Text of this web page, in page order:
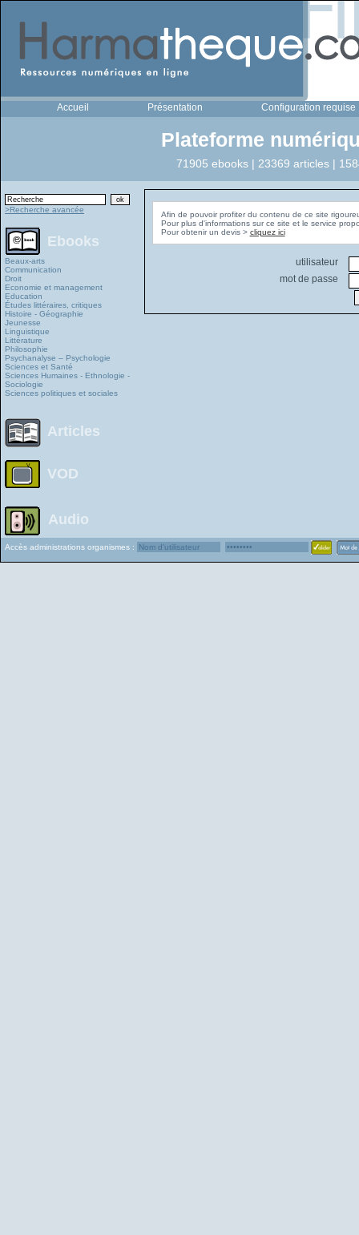
Accueil Présentation Configuration requise
Plateforme
71905 ebooks | 23369 articles |
>Recherche avancée
Ebooks
Beaux-arts
Communication
Droit
Economie et management
Education
Études littéraires, critiques
Histoire - Géographie
Jeunesse
Linguistique
Littérature
Philosophie
Psychanalyse – Psychologie
Sciences et Santé
Sciences Humaines - Ethnologie -
Sociologie
Sciences politiques et sociales
Articles
VOD
Audio
Afin de pouvoir profiter du contenu de ce site
Pour plus d'informations sur ce site et le service
Pour obtenir un devis > cliquez ici
utilisateur
mot de passe
Accès administrations organismes :